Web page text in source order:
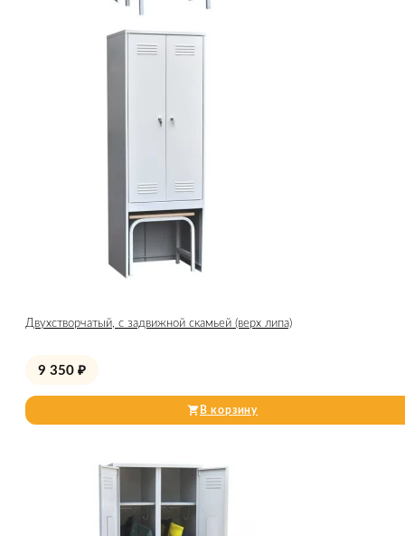
Двухстворчатый, с задвижной скамьей (верх липа)
9 350 ₽
В корзину